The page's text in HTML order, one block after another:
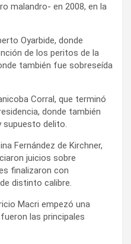
malandro- en 2008, en la
Oyarbide, donde
de los peritos de la
también fue sobreseída
Corral, que terminó
donde también
supuesto delito.
Fernández de Kirchner,
juicios sobre
finalizaron con
distinto calibre.
Macri empezó una
las principales